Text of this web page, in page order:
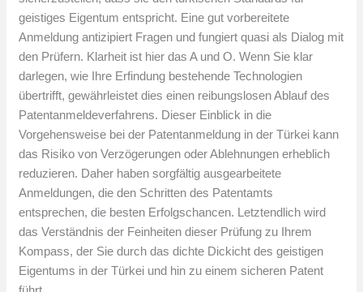
geistiges Eigentum entspricht. Eine gut vorbereitete
Anmeldung antizipiert Fragen und fungiert quasi als Dialog mit
den Prüfern. Klarheit ist hier das A und O. Wenn Sie klar
darlegen, wie Ihre Erfindung bestehende Technologien
übertrifft, gewährleistet dies einen reibungslosen Ablauf des
Patentanmeldeverfahrens. Dieser Einblick in die
Vorgehensweise bei der Patentanmeldung in der Türkei kann
das Risiko von Verzögerungen oder Ablehnungen erheblich
reduzieren. Daher haben sorgfältig ausgearbeitete
Anmeldungen, die den Schritten des Patentamts
entsprechen, die besten Erfolgschancen. Letztendlich wird
das Verständnis der Feinheiten dieser Prüfung zu Ihrem
Kompass, der Sie durch das dichte Dickicht des geistigen
Eigentums in der Türkei und hin zu einem sicheren Patent